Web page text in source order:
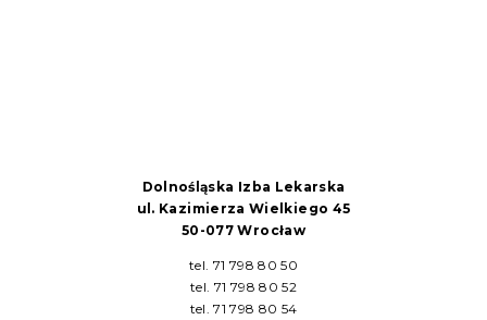
Dolnośląska Izba Lekarska
ul. Kazimierza Wielkiego 45
50-077 Wrocław
tel. 71 798 80 50
tel. 71 798 80 52
tel. 71 798 80 54